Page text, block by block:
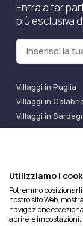
Entra a far
più esclusiva
Villaggi in Puglia
Villaggi in
Villaggi in
Villaggi Bluserena
Ilmiovillaggio è
Licenza Agenzia
26/02/2015 e
OX00081147
Utilizziamo i
Potremmo
nostro sito Web,
navigazione
aprire le impostazioni.